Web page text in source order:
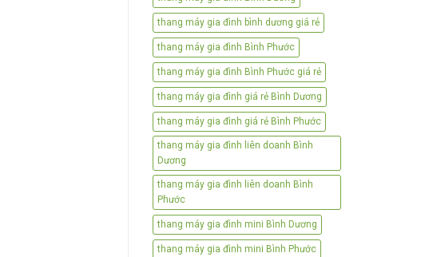
thang máy gia đình bình dương giá rẻ
thang máy gia đình Bình Phước
thang máy gia đình Bình Phước giá rẻ
thang máy gia đình giá rẻ Bình Dương
thang máy gia đình giá rẻ Bình Phước
thang máy gia đình liên doanh Bình
Dương
thang máy gia đình liên doanh Bình
Phước
thang máy gia đình mini Bình Dương
thang máy gia đình mini Bình Phước